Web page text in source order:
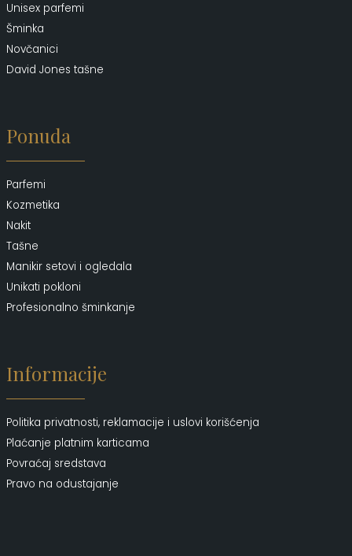
Unisex parfemi
Šminka
Novčanici
David Jones tašne
Ponuda
Parfemi
Kozmetika
Nakit
Tašne
Manikir setovi i ogledala
Unikati pokloni
Profesionalno šminkanje
Informacije
Politika privatnosti, reklamacije i uslovi korišćenja
Plaćanje platnim karticama
Povraćaj sredstava
Pravo na odustajanje